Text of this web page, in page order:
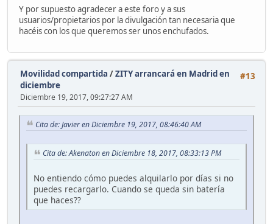
Y por supuesto agradecer a este foro y a sus
usuarios/propietarios por la divulgación tan necesaria que
hacéis con los que queremos ser unos enchufados.
#13
Movilidad compartida /ZITY arrancará en Madrid en
diciembre
Diciembre 19, 2017, 09:27:27 AM
Cita de: Javier en Diciembre 19, 2017, 08:46:40 AM
Cita de: Akenaton en Diciembre 18, 2017, 08:33:13 PM
No entiendo cómo puedes alquilarlo por días si no
puedes recargarlo. Cuando se queda sin batería
que haces??